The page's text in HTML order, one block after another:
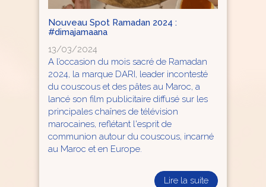
Nouveau Spot Ramadan 2024 :
#dimajamaana
13/03/2024
A l’occasion du mois sacré de Ramadan
2024, la marque DARI, leader incontesté
du couscous et des pâtes au Maroc, a
lancé son film publicitaire diffusé sur les
principales chaînes de télévision
marocaines, reflétant l'esprit de
communion autour du couscous, incarné
au Maroc et en Europe.
Lire la suite